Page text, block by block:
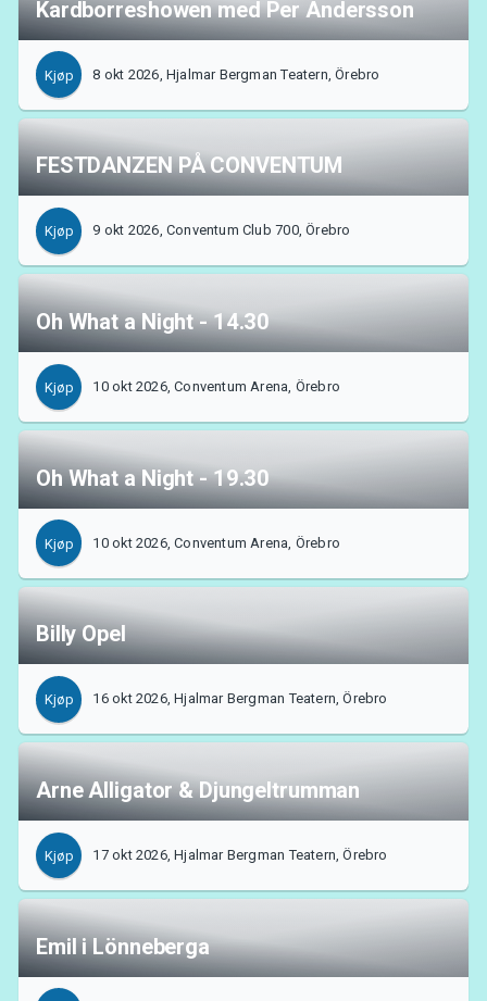
Kardborreshowen med Per Andersson
Kjøp 8 okt 2026, Hjalmar Bergman Teatern, Örebro
FESTDANZEN PÅ CONVENTUM
Kjøp 9 okt 2026, Conventum Club 700, Örebro
Oh What a Night - 14.30
Kjøp 10 okt 2026, Conventum Arena, Örebro
Oh What a Night - 19.30
Kjøp 10 okt 2026, Conventum Arena, Örebro
Billy Opel
Kjøp 16 okt 2026, Hjalmar Bergman Teatern, Örebro
Arne Alligator & Djungeltrumman
Kjøp 17 okt 2026, Hjalmar Bergman Teatern, Örebro
Emil i Lönneberga